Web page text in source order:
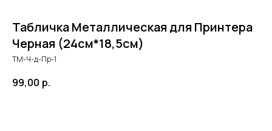
Табличка Металлическая для Принтера
Черная (24см*18,5см)
ТМ-Ч-д-Пр-1
99,00 р.